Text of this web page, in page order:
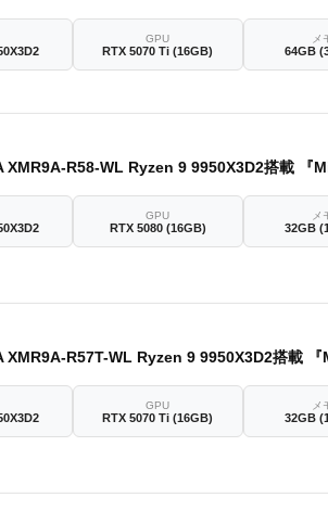
GPU
RTX 5070 Ti (16GB)
メ
64GB
R58-WL Ryzen 9 9950X3D2搭載 『Minecraft: Java ＆
GPU
RTX 5080 (16GB)
メ
32GB
R57T-WL Ryzen 9 9950X3D2搭載 『Minecraft: Java ＆
GPU
RTX 5070 Ti (16GB)
メ
32GB